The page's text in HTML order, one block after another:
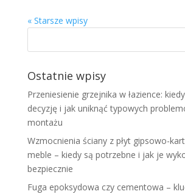
« Starsze wpisy
Ostatnie wpisy
Przeniesienie grzejnika w łazience:
decyzję i jak uniknąć typowych
montażu
Wzmocnienia ściany z płyt gipsowo-
meble – kiedy są potrzebne i jak je
bezpiecznie
Fuga epoksydowa czy cementowa –